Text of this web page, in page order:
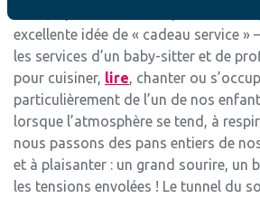
excellente idée de « cadeau service »
les services d’un baby-sitter et de
pour cuisiner, lire, chanter ou
particulièrement de l’un de nos
lorsque l’atmosphère se tend, à
nous passons des pans entiers de
et à plaisanter : un grand sourire, un
les tensions envolées ! Le tunnel du